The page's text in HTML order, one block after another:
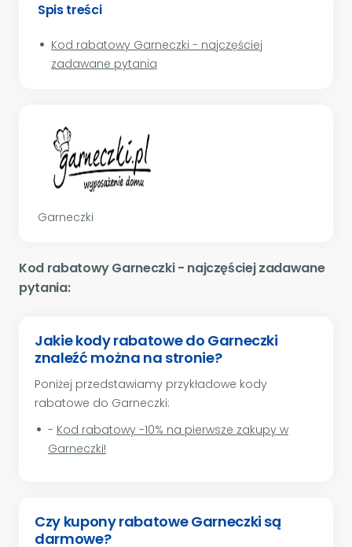
Spis treści
Kod rabatowy Garneczki - najczęściej
zadawane pytania
Garneczki
Kod rabatowy Garneczki - najczęściej zadawane
pytania:
Jakie kody rabatowe do Garneczki
znaleźć można na stronie?
Poniżej przedstawiamy przykładowe kody
rabatowe do Garneczki:
- Kod rabatowy -10% na pierwsze zakupy w
Garneczki!
Czy kupony rabatowe Garneczki są
darmowe?